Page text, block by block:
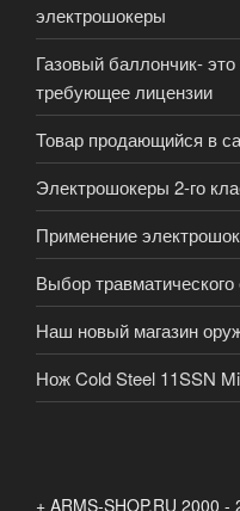
электрошокеры
Газовый баллончик-
требующее лицензии
Товар продающийся в
Электрошокеры 2-го
Применение
Выбор
Наш новый магазин
Нож Cold Steel 11SSN
+ ARMS-SHOP.RU 2000 -